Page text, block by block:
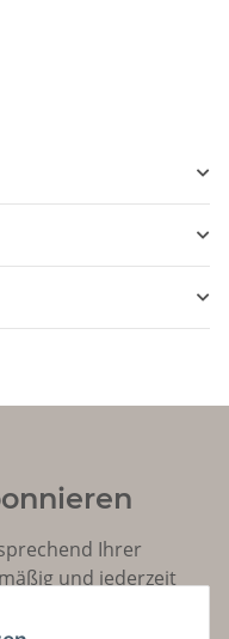
Ihrer
und jederzeit
Produktsortiment